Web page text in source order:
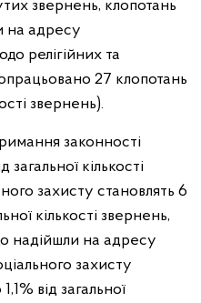
звернень, клопотань
на адресу
релігійних та
27 клопотань
звернень).
законності
загальної кількості
захисту становлять 6
кількості звернень,
надійшли на адресу
захисту
від загальної